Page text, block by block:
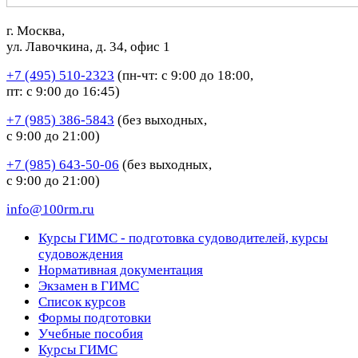
г. Москва,
ул. Лавочкина, д. 34, офис 1
+7 (495) 510-2323 (пн-чт: с 9:00 до 18:00,
пт: с 9:00 до 16:45)
+7 (985) 386-5843 (без выходных,
с 9:00 до 21:00)
+7 (985) 643-50-06 (без выходных,
с 9:00 до 21:00)
info@100rm.ru
Курсы ГИМС - подготовка судоводителей, курсы
судовождения
Нормативная документация
Экзамен в ГИМС
Список курсов
Формы подготовки
Учебные пособия
Курсы ГИМС